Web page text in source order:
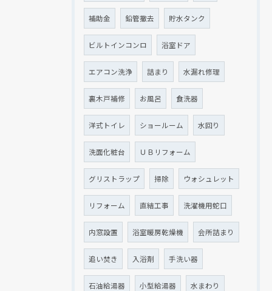
補助金 鉛管撤去 貯水タンク
ビルトインコンロ 浴室ドア
エアコン洗浄 詰まり 水漏れ修理
裏木戸補修 お風呂 食洗器
洋式トイレ ショールーム 水回り
洗面化粧台 ＵＢリフォーム
グリストラップ 掃除 ウォシュレット
リフォーム 直結工事 洗濯機用蛇口
内窓設置 浴室暖房乾燥機 会所詰まり
追い焚き 入浴剤 手洗い器
石油給湯器 小型給湯器 水まわり